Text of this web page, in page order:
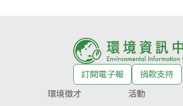
訂閱電子報
捐款支持
環境徵才
活動